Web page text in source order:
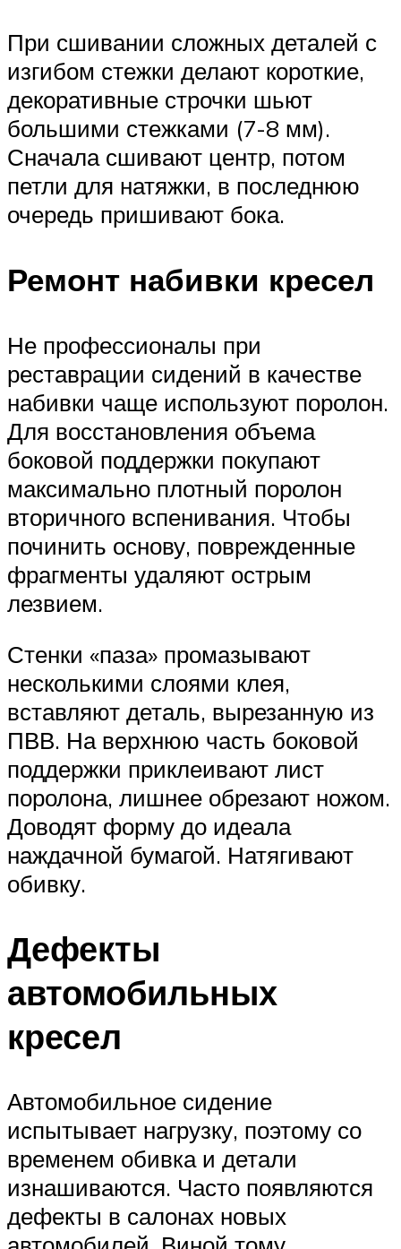
При сшивании сложных деталей с
изгибом стежки делают короткие,
декоративные строчки шьют
большими стежками (7-8 мм).
Сначала сшивают центр, потом
петли для натяжки, в последнюю
очередь пришивают бока.
Ремонт набивки кресел
Не профессионалы при
реставрации сидений в качестве
набивки чаще используют поролон.
Для восстановления объема
боковой поддержки покупают
максимально плотный поролон
вторичного вспенивания. Чтобы
починить основу, поврежденные
фрагменты удаляют острым
лезвием.
Стенки «паза» промазывают
несколькими слоями клея,
вставляют деталь, вырезанную из
ПВВ. На верхнюю часть боковой
поддержки приклеивают лист
поролона, лишнее обрезают ножом.
Доводят форму до идеала
наждачной бумагой. Натягивают
обивку.
Дефекты
автомобильных
кресел
Автомобильное сидение
испытывает нагрузку, поэтому со
временем обивка и детали
изнашиваются. Часто появляются
дефекты в салонах новых